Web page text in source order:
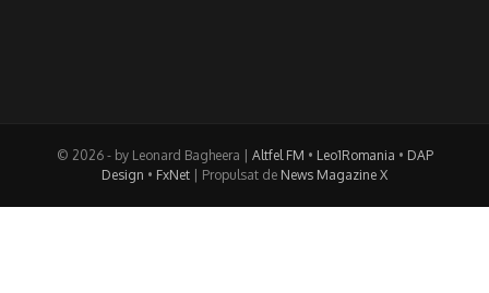
© 2026 - by Leonard Bagheera | Altfel FM • Leo1Romania • DAP
Design • FxNet | Propulsat de News Magazine X